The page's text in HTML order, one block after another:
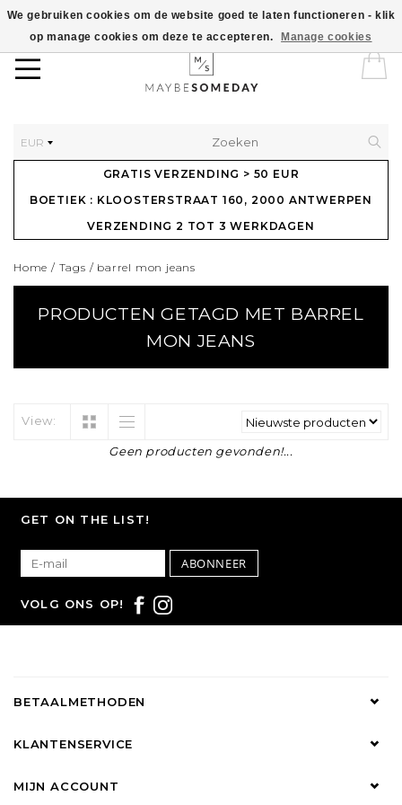
EUR
GRATIS VERZENDING > 50 EUR
BOETIEK : KLOOSTERSTRAAT 160, 2000 ANTWERPEN
VERZENDING 2 TOT 3 WERKDAGEN
Home / Tags / barrel mon jeans
PRODUCTEN GETAGD MET BARREL
MON JEANS
View:
Geen producten gevonden!...
We gebruiken cookies om de website goed te laten functioneren - klik
op manage cookies om deze te accepteren.
Manage cookies
GET ON THE LIST!
ABONNEER
VOLG ONS OP!
BETAALMETHODEN
KLANTENSERVICE
MIJN ACCOUNT